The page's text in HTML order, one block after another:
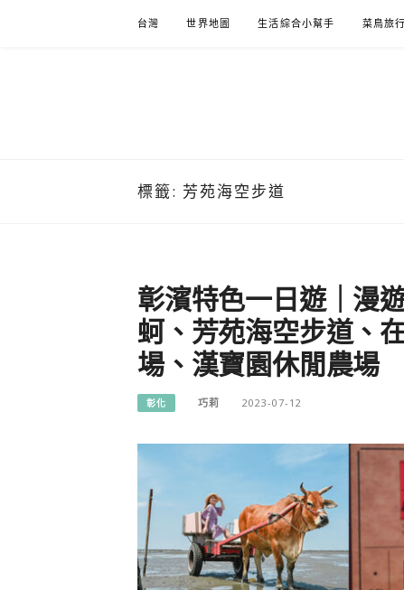
台灣 世界地圖 生活綜合小幫手 菜鳥旅
標籤: 芳苑海空步道
彰濱特色一日遊｜漫
蚵、芳苑海空步道、
場、漢寶園休閒農場
彰化 巧莉 2023-07-12